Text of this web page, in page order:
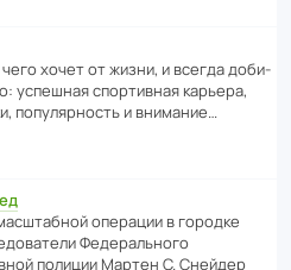
хочет от жизни, и всегда доби­
успе­шная спор­ти­вная карьера,
попу­ля­р­ность и внимание…
операции в городке
Феде­раль­ного
полиции Мартен С. Снейдер